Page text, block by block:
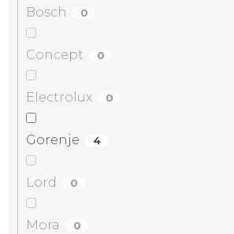
Bosch 0
Concept 0
Electrolux 0
Gorenje 4
Lord 0
Mora 0